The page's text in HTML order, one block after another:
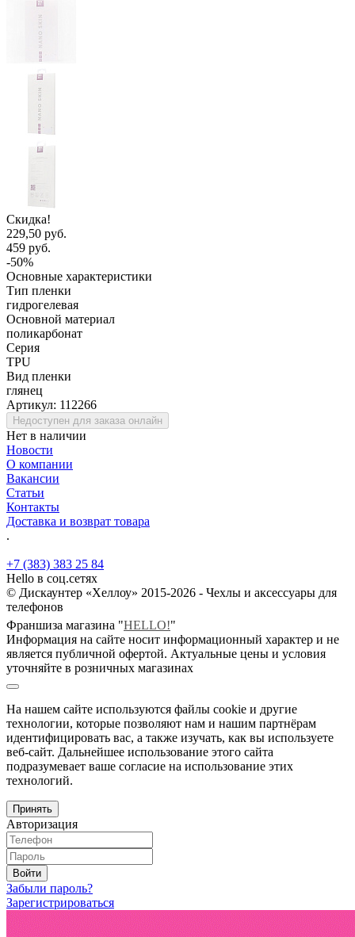
Скидка!
229,50 руб.
459 руб.
-50%
Основные характеристики
Тип пленки
гидрогелевая
Основной материал
поликарбонат
Серия
TPU
Вид пленки
глянец
Артикул: 112266
Недоступен для заказа онлайн
Нет в наличии
Новости
О компании
Вакансии
Статьи
Контакты
Доставка и возврат товара
.
+7 (383) 383 25 84
Hello в соц.сетях
© Дискаунтер «Хеллоу» 2015-2026 - Чехлы и аксессуары для
телефонов
Франшиза магазина "HELLO!"
Информация на сайте носит информационный характер и не
является публичной офертой. Актуальные цены и условия
уточняйте в розничных магазинах
На нашем сайте используются файлы cookie и другие
технологии, которые позволяют нам и нашим партнёрам
идентифицировать вас, а также изучать, как вы используете
веб-сайт. Дальнейшее использование этого сайта
подразумевает ваше согласие на использование этих
технологий.
Принять
Авторизация
Войти
Забыли пароль?
Зарегистрироваться